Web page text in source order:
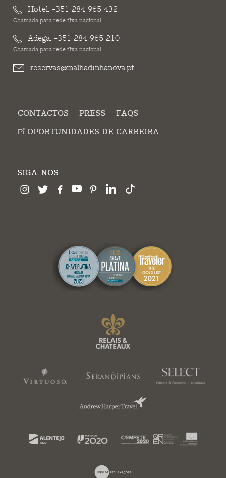
Hotel: +351 284 965 432
Chamada para rede fixa nacional
Adega: +351 284 965 210
Chamada para rede fixa nacional
reservas@malhadinhanova.pt
CONTACTOS PRESS
FAQS
OPORTUNIDADES DE CARREIRA
SIGA-NOS